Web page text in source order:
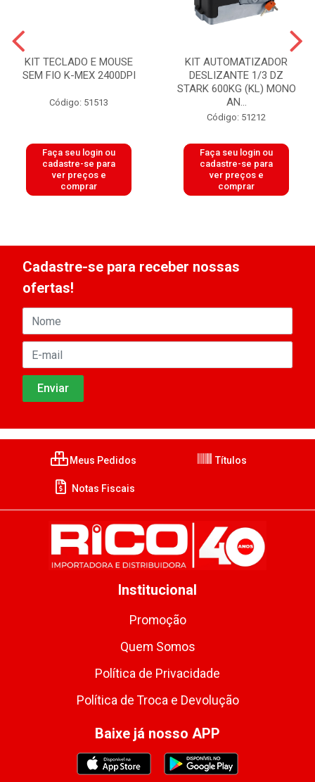
KIT TECLADO E MOUSE
SEM FIO K-MEX 2400DPI
Código: 51513
Faça seu login ou
cadastre-se para
ver preços e
comprar
KIT AUTOMATIZADOR
DESLIZANTE 1/3 DZ
STARK 600KG (KL) MONO
AN...
Código: 51212
Faça seu login ou
cadastre-se para
ver preços e
comprar
Cadastre-se para receber nossas
ofertas!
Meus Pedidos Títulos
Notas Fiscais
Institucional
Promoção
Quem Somos
Política de Privacidade
Política de Troca e Devolução
Baixe já nosso APP